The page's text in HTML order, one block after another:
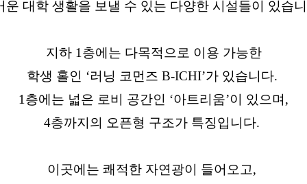
운 대학 생활을 보낼 수 있는 다양한 시설들이 있습
지하 1층에는 다목적으로 이용 가능한
학생 홀인 ‘러닝 코먼즈 B-ICHI’가 있습니다.
1층에는 넓은 로비 공간인 ‘아트리움’이 있으며,
4층까지의 오픈형 구조가 특징입니다.
이곳에는 쾌적한 자연광이 들어오고,